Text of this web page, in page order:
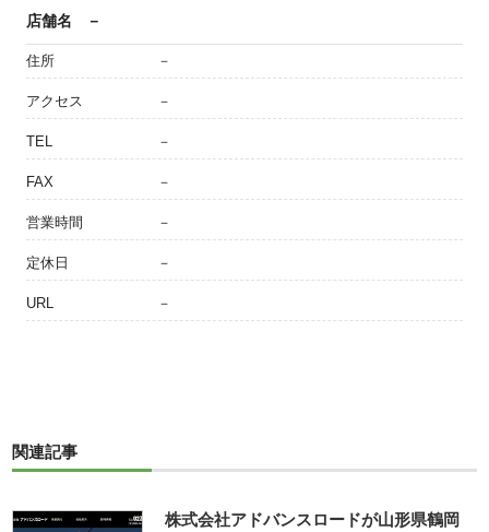
店舗名 －
住所 －
アクセス －
TEL －
FAX －
営業時間 －
定休日 －
URL －
関連記事
株式会社アドバンスロードが山形県鶴岡